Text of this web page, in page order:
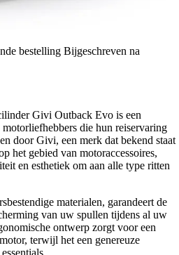
bestelling Bijgeschreven na
Givi Outback Evo is een
die hun reiservaring
door Givi, een merk dat bekend staat
het gebied van motoraccessoires,
en esthetiek om aan alle type ritten
materialen, garandeert de
van uw spullen tijdens al uw
ontwerp zorgt voor een
terwijl het een genereuze